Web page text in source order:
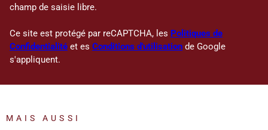
champ de saisie libre.
Ce site est protégé par reCAPTCHA, les Politiques de
Confidentialité et es Conditions d'utilisation de Google
s'appliquent.
MAIS AUSSI